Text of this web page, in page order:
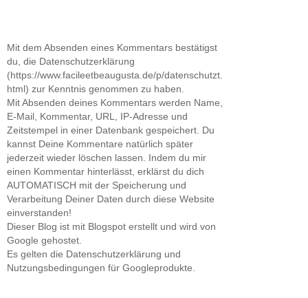
Mit dem Absenden eines Kommentars bestätigst
du, die Datenschutzerklärung
(https://www.facileetbeaugusta.de/p/datenschutzt.
html) zur Kenntnis genommen zu haben.
Mit Absenden deines Kommentars werden Name,
E-Mail, Kommentar, URL, IP-Adresse und
Zeitstempel in einer Datenbank gespeichert. Du
kannst Deine Kommentare natürlich später
jederzeit wieder löschen lassen. Indem du mir
einen Kommentar hinterlässt, erklärst du dich
AUTOMATISCH mit der Speicherung und
Verarbeitung Deiner Daten durch diese Website
einverstanden!
Dieser Blog ist mit Blogspot erstellt und wird von
Google gehostet.
Es gelten die Datenschutzerklärung und
Nutzungsbedingungen für Googleprodukte.